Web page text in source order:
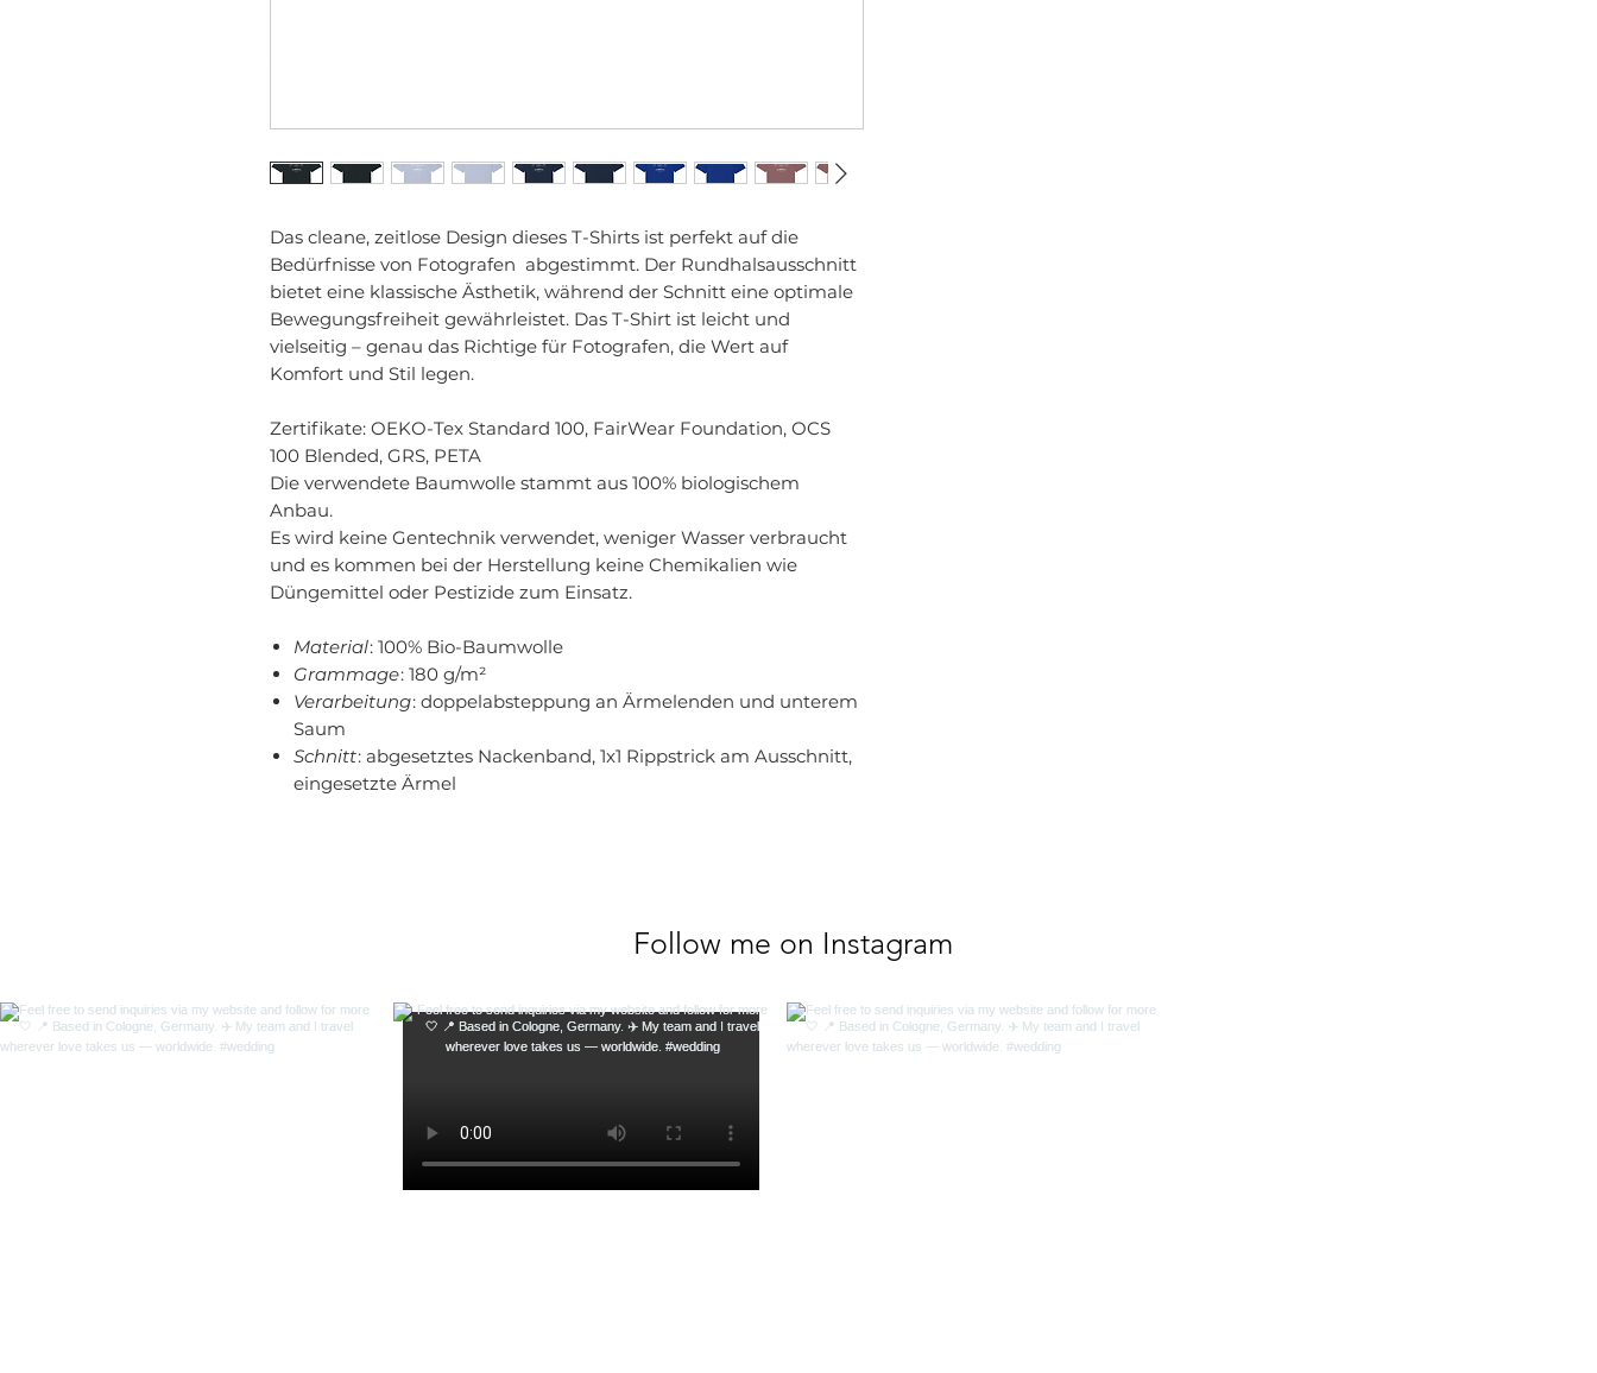
Das cleane, zeitlose Design dieses T-Shirts ist perfekt auf die
Bedürfnisse von Fotografen abgestimmt. Der Rundhalsausschnitt
bietet eine klassische Ästhetik, während der Schnitt eine optimale
Bewegungsfreiheit gewährleistet. Das T-Shirt ist leicht und
vielseitig – genau das Richtige für Fotografen, die Wert auf
Komfort und Stil legen.
Zertifikate: OEKO-Tex Standard 100, FairWear Foundation, OCS
100 Blended, GRS, PETA
Die verwendete Baumwolle stammt aus 100% biologischem
Anbau.
Es wird keine Gentechnik verwendet, weniger Wasser verbraucht
und es kommen bei der Herstellung keine Chemikalien wie
Düngemittel oder Pestizide zum Einsatz.
Material: 100% Bio-Baumwolle
Grammage: 180 g/m²
Verarbeitung: doppelabsteppung an Ärmelenden und unterem
Saum
Schnitt: abgesetztes Nackenband, 1x1 Rippstrick am Ausschnitt,
eingesetzte Ärmel
Follow me on Instagram